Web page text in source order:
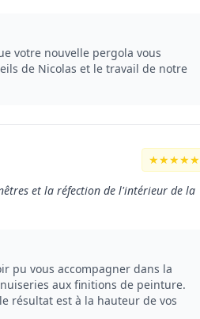
votre nouvelle pergola vous
de Nicolas et le travail de notre
★★★★★
et la réfection de l'intérieur de la
pu vous accompagner dans la
aux finitions de peinture.
résultat est à la hauteur de vos